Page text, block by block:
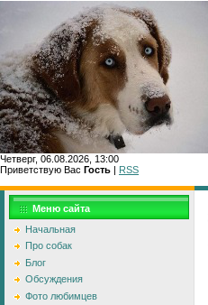
Четверг, 06.08.2026, 13:00
Приветствую Вас Гость | RSS
Меню сайта
Начальная
Про собак
Блог
Обсуждения
Фото любимцев